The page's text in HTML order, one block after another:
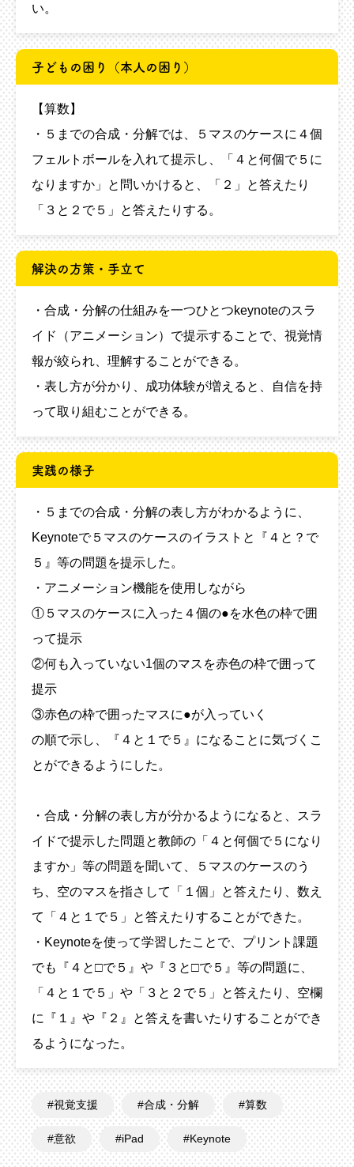
い。
子どもの困り（本人の困り）
【算数】
・５までの合成・分解では、５マスのケースに４個
フェルトボールを入れて提示し、「４と何個で５に
なりますか」と問いかけると、「２」と答えたり
「３と２で５」と答えたりする。
解決の方策・手立て
・合成・分解の仕組みを一つひとつkeynoteのスラ
イド（アニメーション）で提示することで、視覚情
報が絞られ、理解することができる。
・表し方が分かり、成功体験が増えると、自信を持
って取り組むことができる。
実践の様子
・５までの合成・分解の表し方がわかるように、
Keynoteで５マスのケースのイラストと『４と？で
５』等の問題を提示した。
・アニメーション機能を使用しながら
①５マスのケースに入った４個の●を水色の枠で囲
って提示
②何も入っていない1個のマスを赤色の枠で囲って
提示
③赤色の枠で囲ったマスに●が入っていく
の順で示し、『４と１で５』になることに気づくこ
とができるようにした。
・合成・分解の表し方が分かるようになると、スラ
イドで提示した問題と教師の「４と何個で５になり
ますか」等の問題を聞いて、５マスのケースのう
ち、空のマスを指さして「１個」と答えたり、数え
て「４と１で５」と答えたりすることができた。
・Keynoteを使って学習したことで、プリント課題
でも『４と□で５』や『３と□で５』等の問題に、
「４と１で５」や「３と２で５」と答えたり、空欄
に『１』や『２』と答えを書いたりすることができ
るようになった。
視覚支援 合成・分解 算数
意欲 iPad Keynote